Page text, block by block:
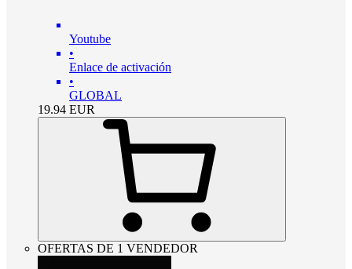
Youtube
•
Enlace de activación
•
GLOBAL
19.94 EUR
OFERTAS DE 1 VENDEDOR